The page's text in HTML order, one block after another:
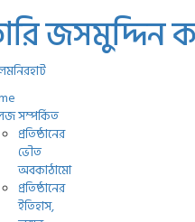
সম্পর্কিত
প্রতিষ্ঠানের
ভৌত
অবকাঠামো
প্রতিষ্ঠানের
ইতিহাস,